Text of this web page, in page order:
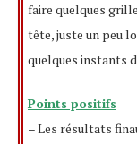
faire quelques
tête, juste un peu
quelques instants
Points positifs
– Les résultats